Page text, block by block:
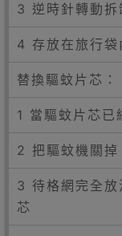
3 逆時針轉動拆
4 存放在旅行袋
替換驅蚊片芯：
1 當驅蚊片芯已
2 把驅蚊機關掉
3 待格網完全放
芯